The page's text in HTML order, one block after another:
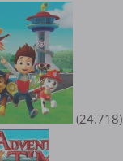
(24.718)